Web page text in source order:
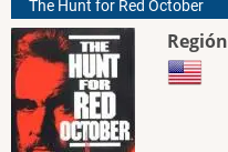
The Hunt for Red October
Región